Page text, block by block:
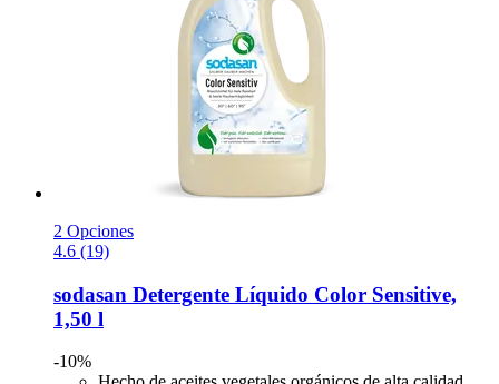
2 Opciones
4.6 (19)
sodasan Detergente Líquido Color Sensitive,
1,50 l
-10%